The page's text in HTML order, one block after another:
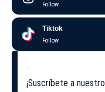
Follow
Tiktok
Follow
¡Suscríbete a